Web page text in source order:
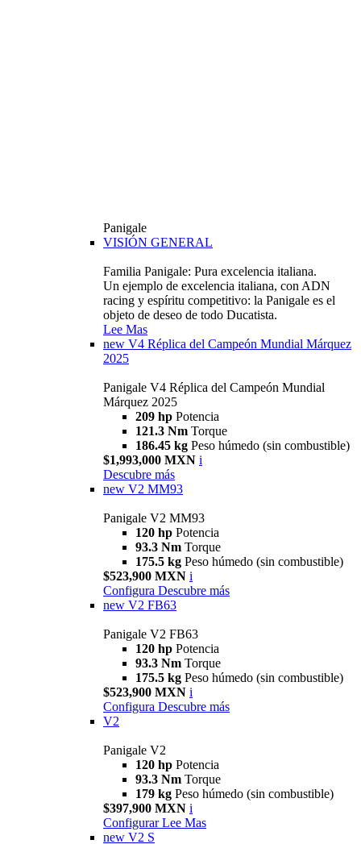
Panigale
VISIÓN GENERAL
Familia Panigale: Pura excelencia italiana.
Un ejemplo de excelencia italiana, con ADN
racing y espíritu competitivo: la Panigale es el
objeto de deseo de todo Ducatista.
Lee Mas
new V4 Réplica del Campeón Mundial Márquez
2025
Panigale V4 Réplica del Campeón Mundial
Márquez 2025
209 hp Potencia
121.3 Nm Torque
186.45 kg Peso húmedo (sin combustible)
$1,993,000 MXN i
Descubre más
new V2 MM93
Panigale V2 MM93
120 hp Potencia
93.3 Nm Torque
175.5 kg Peso húmedo (sin combustible)
$523,900 MXN i
Configura Descubre más
new V2 FB63
Panigale V2 FB63
120 hp Potencia
93.3 Nm Torque
175.5 kg Peso húmedo (sin combustible)
$523,900 MXN i
Configura Descubre más
V2
Panigale V2
120 hp Potencia
93.3 Nm Torque
179 kg Peso húmedo (sin combustible)
$397,900 MXN i
Configurar Lee Mas
new V2 S